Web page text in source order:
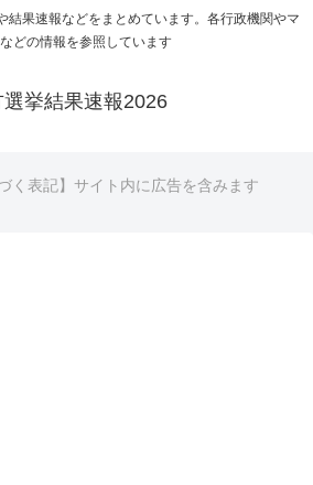
結果速報などをまとめています。各行政機関やマ
どの情報を参照しています
選挙結果速報2026
く表記】サイト内に広告を含みます